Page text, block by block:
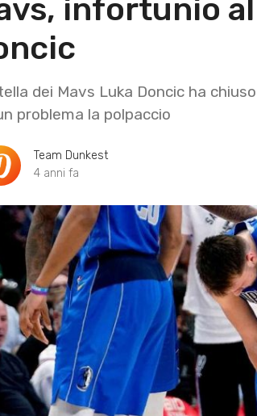
infortunio
dei Mavs Luka Doncic ha
problema la polpaccio
Team Dunkest
4 anni fa